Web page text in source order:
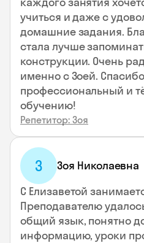
учиться и даже с
домашние задания.
стала лучше
конструкции. Очень
именно с Зоей.
профессиональный и
обучению!
Репетитор: Зоя
З Зоя Николаевна
С Елизаветой
Преподавателю
общий язык, понятно
информацию, уроки